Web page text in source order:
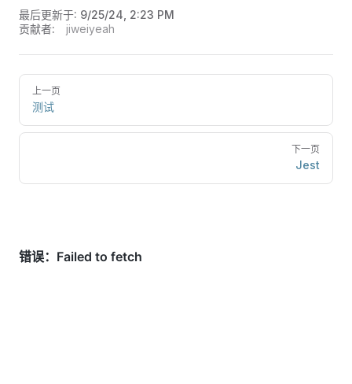
最后更新于: 9/25/24, 2:23 PM
贡献者:
jiweiyeah
上一页
测试
下一页
Jest